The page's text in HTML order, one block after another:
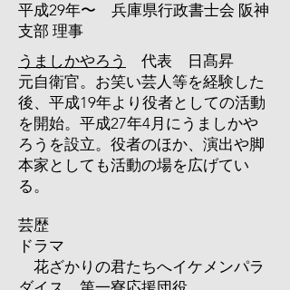
平成29年〜 兵庫県行政書士会 阪神
支部 理事
うましかやろう
代表 日髙昇
元自衛官。お笑い芸人等を経験した
後、平成19年より役者としての活動
を開始。平成27年4月にうましかや
ろうを設立。役者のほか、演出や脚
本家としても活動の場を広げてい
る。
芸歴
ドラマ
花ざかりの君たちへイケメンパラ